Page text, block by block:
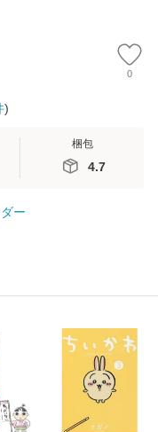
0
)
梱包
4.7
ー